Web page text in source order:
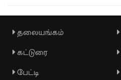
தலையங்கம்
கட்டுரை
பேட்டி